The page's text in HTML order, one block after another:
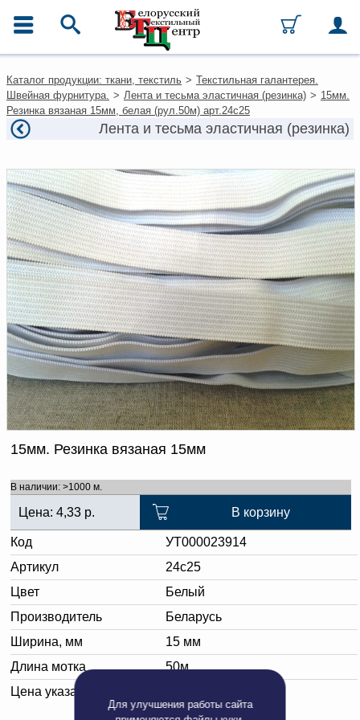
Для улучшения работы сайта
Каталог
Ткани
Домашний текстиль
Одежда
Текстиль для ресторанов и
гостиниц
Текстильная галантерея и
фурнитура
Условия работы
Оплата и доставка
Как оформить заказ
Вакансии
Как нас найти
Написать нам
Доверенность на
получение груза
Документы по работе с
персональными данными
Письмо руководителю
Вопросы и ответы
Каталог продукции: ткани, текстиль > Текстильная галантерея.
Швейная фурнитура. > Лента и тесьма эластичная (резинка) > 15мм.
Резинка вязаная 15мм, белая (рул.50м) арт.24с25
Лента и тесьма эластичная (резинка)
15мм. Резинка вязаная 15мм
В наличии: >1000 м.
Цена: 4,33 р. В корзину
Код
УТ000023914
Артикул
24с25
Цвет
Белый
Производитель
Беларусь
Ширина, мм
15 мм
Длина мотка
50м
Цена указана за:
в